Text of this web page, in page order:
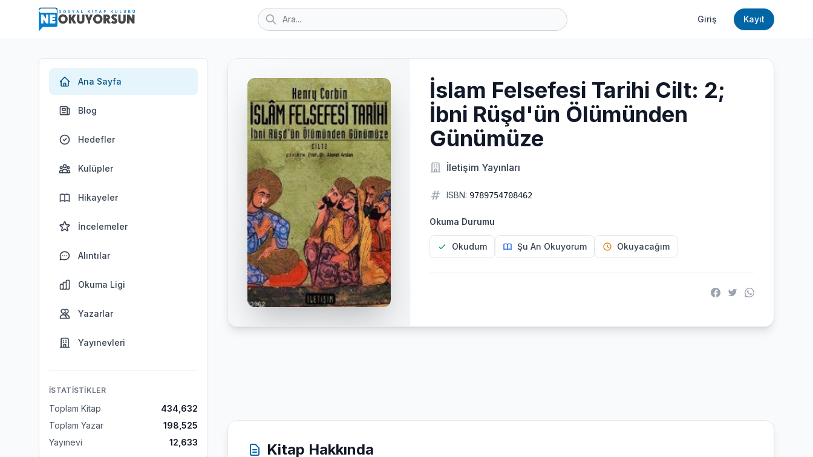
Giriş Kayıt
Ana Sayfa
Blog
Hedefler
Kulüpler
Hikayeler
İncelemeler
Alıntılar
Okuma Ligi
Yazarlar
Yayınevleri
İSTATISTIKLER
Toplam Kitap
434,632
Toplam Yazar
198,525
Yayınevi
12,633
İslam Felsefesi Tarihi Cilt: 2;
İbni Rüşd'ün Ölümünden
Günümüze
İletişim Yayınları
ISBN: 9789754708462
Okuma Durumu
Okudum Şu An Okuyorum Okuyacağım
Kitap Hakkında